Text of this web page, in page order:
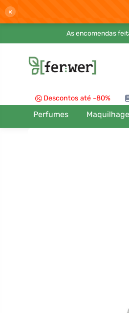
×
As encomendas
Descontos até -80%
Perfumes